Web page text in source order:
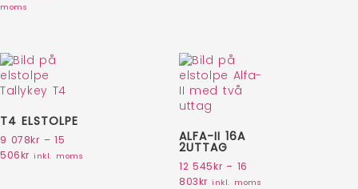
moms
T4 ELSTOLPE
9 078kr – 15
506kr inkl. moms
ALFA-II 16A
2UTTAG
12 545kr – 16
803kr inkl. moms